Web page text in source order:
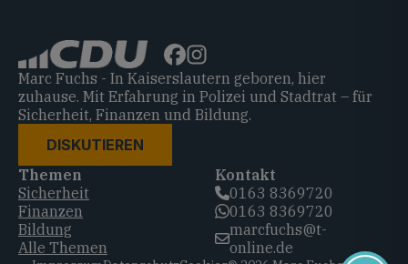
Marc Fuchs - In Kaiserslautern geboren, hier
zuhause. Mit Erfahrung in Polizei und Stadtrat – für
Sicherheit, Finanzen und Bildung.
DISKUTIEREN
Themen
Sicherheit
Finanzen
Bildung
Alle Themen
Kontakt
0163 8369720‬
0163 8369720‬
marcfuchs@t-
online.de